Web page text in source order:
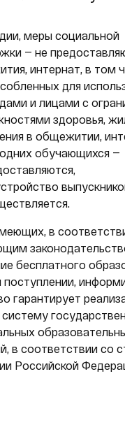
меры социальной
— не
интернат, в том
для
и лицами с
здоровья,
в общежитии,
обучающихся —
в
бесплатного
поступлении,
гарантирует
систему
в соответствии со
Российской